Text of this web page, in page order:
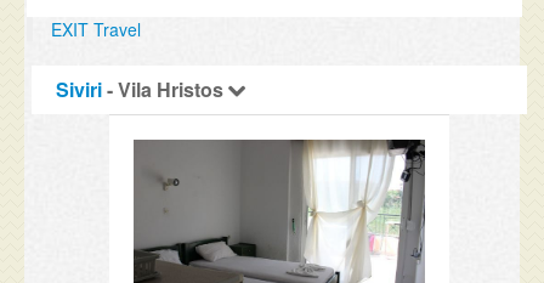
EXIT Travel
Siviri- Vila Hristos